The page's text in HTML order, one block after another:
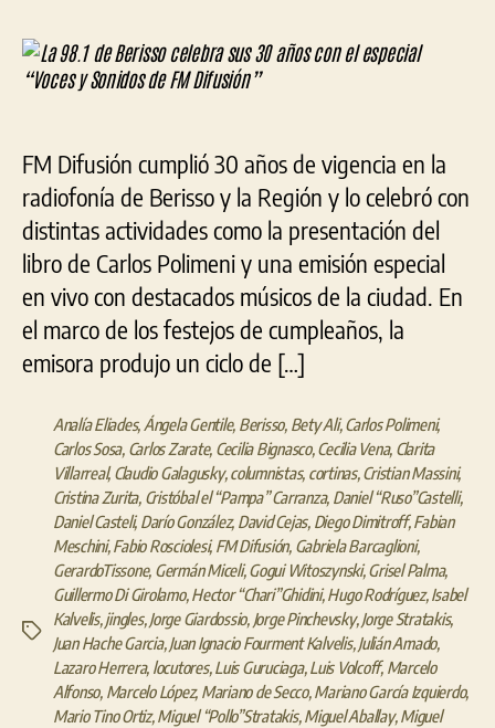
de
Berisso
años
con
el
especial
“Voces
y
Sonidos
de
FM Difusión cumplió 30 años de vigencia en la
radiofonía de Berisso y la Región y lo celebró con
distintas actividades como la presentación del
libro de Carlos Polimeni y una emisión especial
en vivo con destacados músicos de la ciudad. En
el marco de los festejos de cumpleaños, la
emisora produjo un ciclo de […]
Etiquetas
Analía Eliades, Ángela Gentile, Berisso, Bety Ali,Carlos Polimeni,
Carlos Sosa, Carlos Zarate, Cecilia Bignasco,Cecilia Vena, Clarita
Villarreal,Claudio Galagusky,columnistas, cortinas,Cristian Massini,
Cristina Zurita, Cristóbal el “Pampa” Carranza, Daniel “Ruso”Castelli,
Daniel Casteli, Darío González, David Cejas, Diego Dimitroff,Fabian
Meschini,Fabio Rosciolesi, FM Difusión, Gabriela Barcaglioni,
GerardoTissone, Germán Miceli,Gogui Witoszynski,Grisel Palma,
Guillermo Di Girolamo,Hector “Chari”Ghidini,Hugo Rodríguez,Isabel
Kalvelis,jingles,Jorge Giardossio, Jorge Pinchevsky,Jorge Stratakis,
Juan Hache Garcia,Juan Ignacio Fourment Kalvelis,Julián Amado,
Lazaro Herrera, locutores,Luis Guruciaga,Luis Volcoff, Marcelo
Alfonso, Marcelo López, Mariano de Secco,Mariano García Izquierdo,
Mario Tino Ortiz,Miguel “Pollo”Stratakis,Miguel Aballay,Miguel